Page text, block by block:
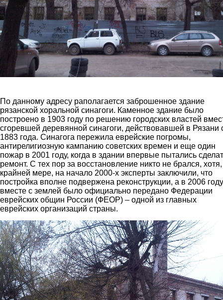
По данному адресу раполагается заброшенное здание
рязанской хоральной синагоги. Каменное здание было
построено в 1903 году по решению городских властей
сгоревшей деревянной синагоги, действовавшей в Рязани
1883 года. Синагога пережила еврейские погромы,
антирелигиозную кампанию советских времен и еще один
пожар в 2001 году, когда в здании впервые пытались
ремонт. С тех пор за восстановление никто не брался,
крайней мере, на начало 2000-х эксперты заключили, что
постройка вполне подвержена реконструкции, а в 2006 году
вместе с землей было официально передано Федерации
еврейских общин России (ФЕОР) – одной из главных
еврейских организаций страны.
2.jpg